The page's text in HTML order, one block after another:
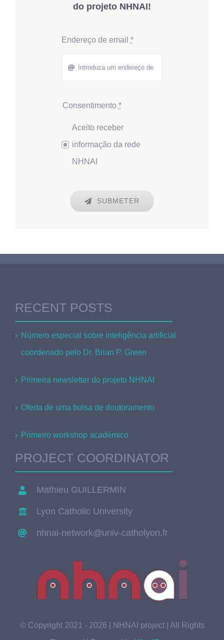
do projeto NHNAI!
Endereço de email *
Consentimento *
Aceito receber
informação da rede
NHNAI
SUBMETER
RECENT POSTS
Número especial sobre inteligência artificial
coordenado pelo Dr. Brian P. Green
Primeira newsletter do projeto NHNAI
Oferta de uma bolsa de doutoramento
Primeiro workshop académico
PROJECT COORDINATOR
Mathieu GUILLERMIN
Lyon Catholic University
nhnai-network@univ-catholyon.fr
© Copyright 2021 - 2026 | NHNAI project | All Rights